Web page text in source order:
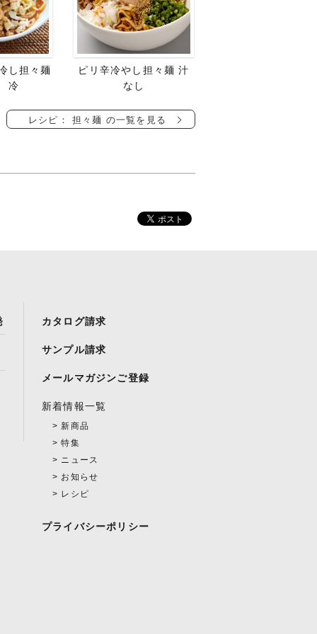
し担々麺
冷
ピリ辛冷やし担々麺 汁
なし
レシピ： 担々麺 の一覧を見る
カタログ請求
サンプル請求
メールマガジンご登録
新着情報一覧
新商品
特集
ニュース
お知らせ
レシピ
プライバシーポリシー